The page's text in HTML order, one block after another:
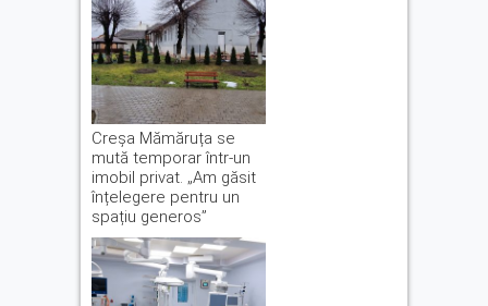
Creșa Mămăruța se
mută temporar într-un
imobil privat. „Am găsit
înțelegere pentru un
spațiu generos”